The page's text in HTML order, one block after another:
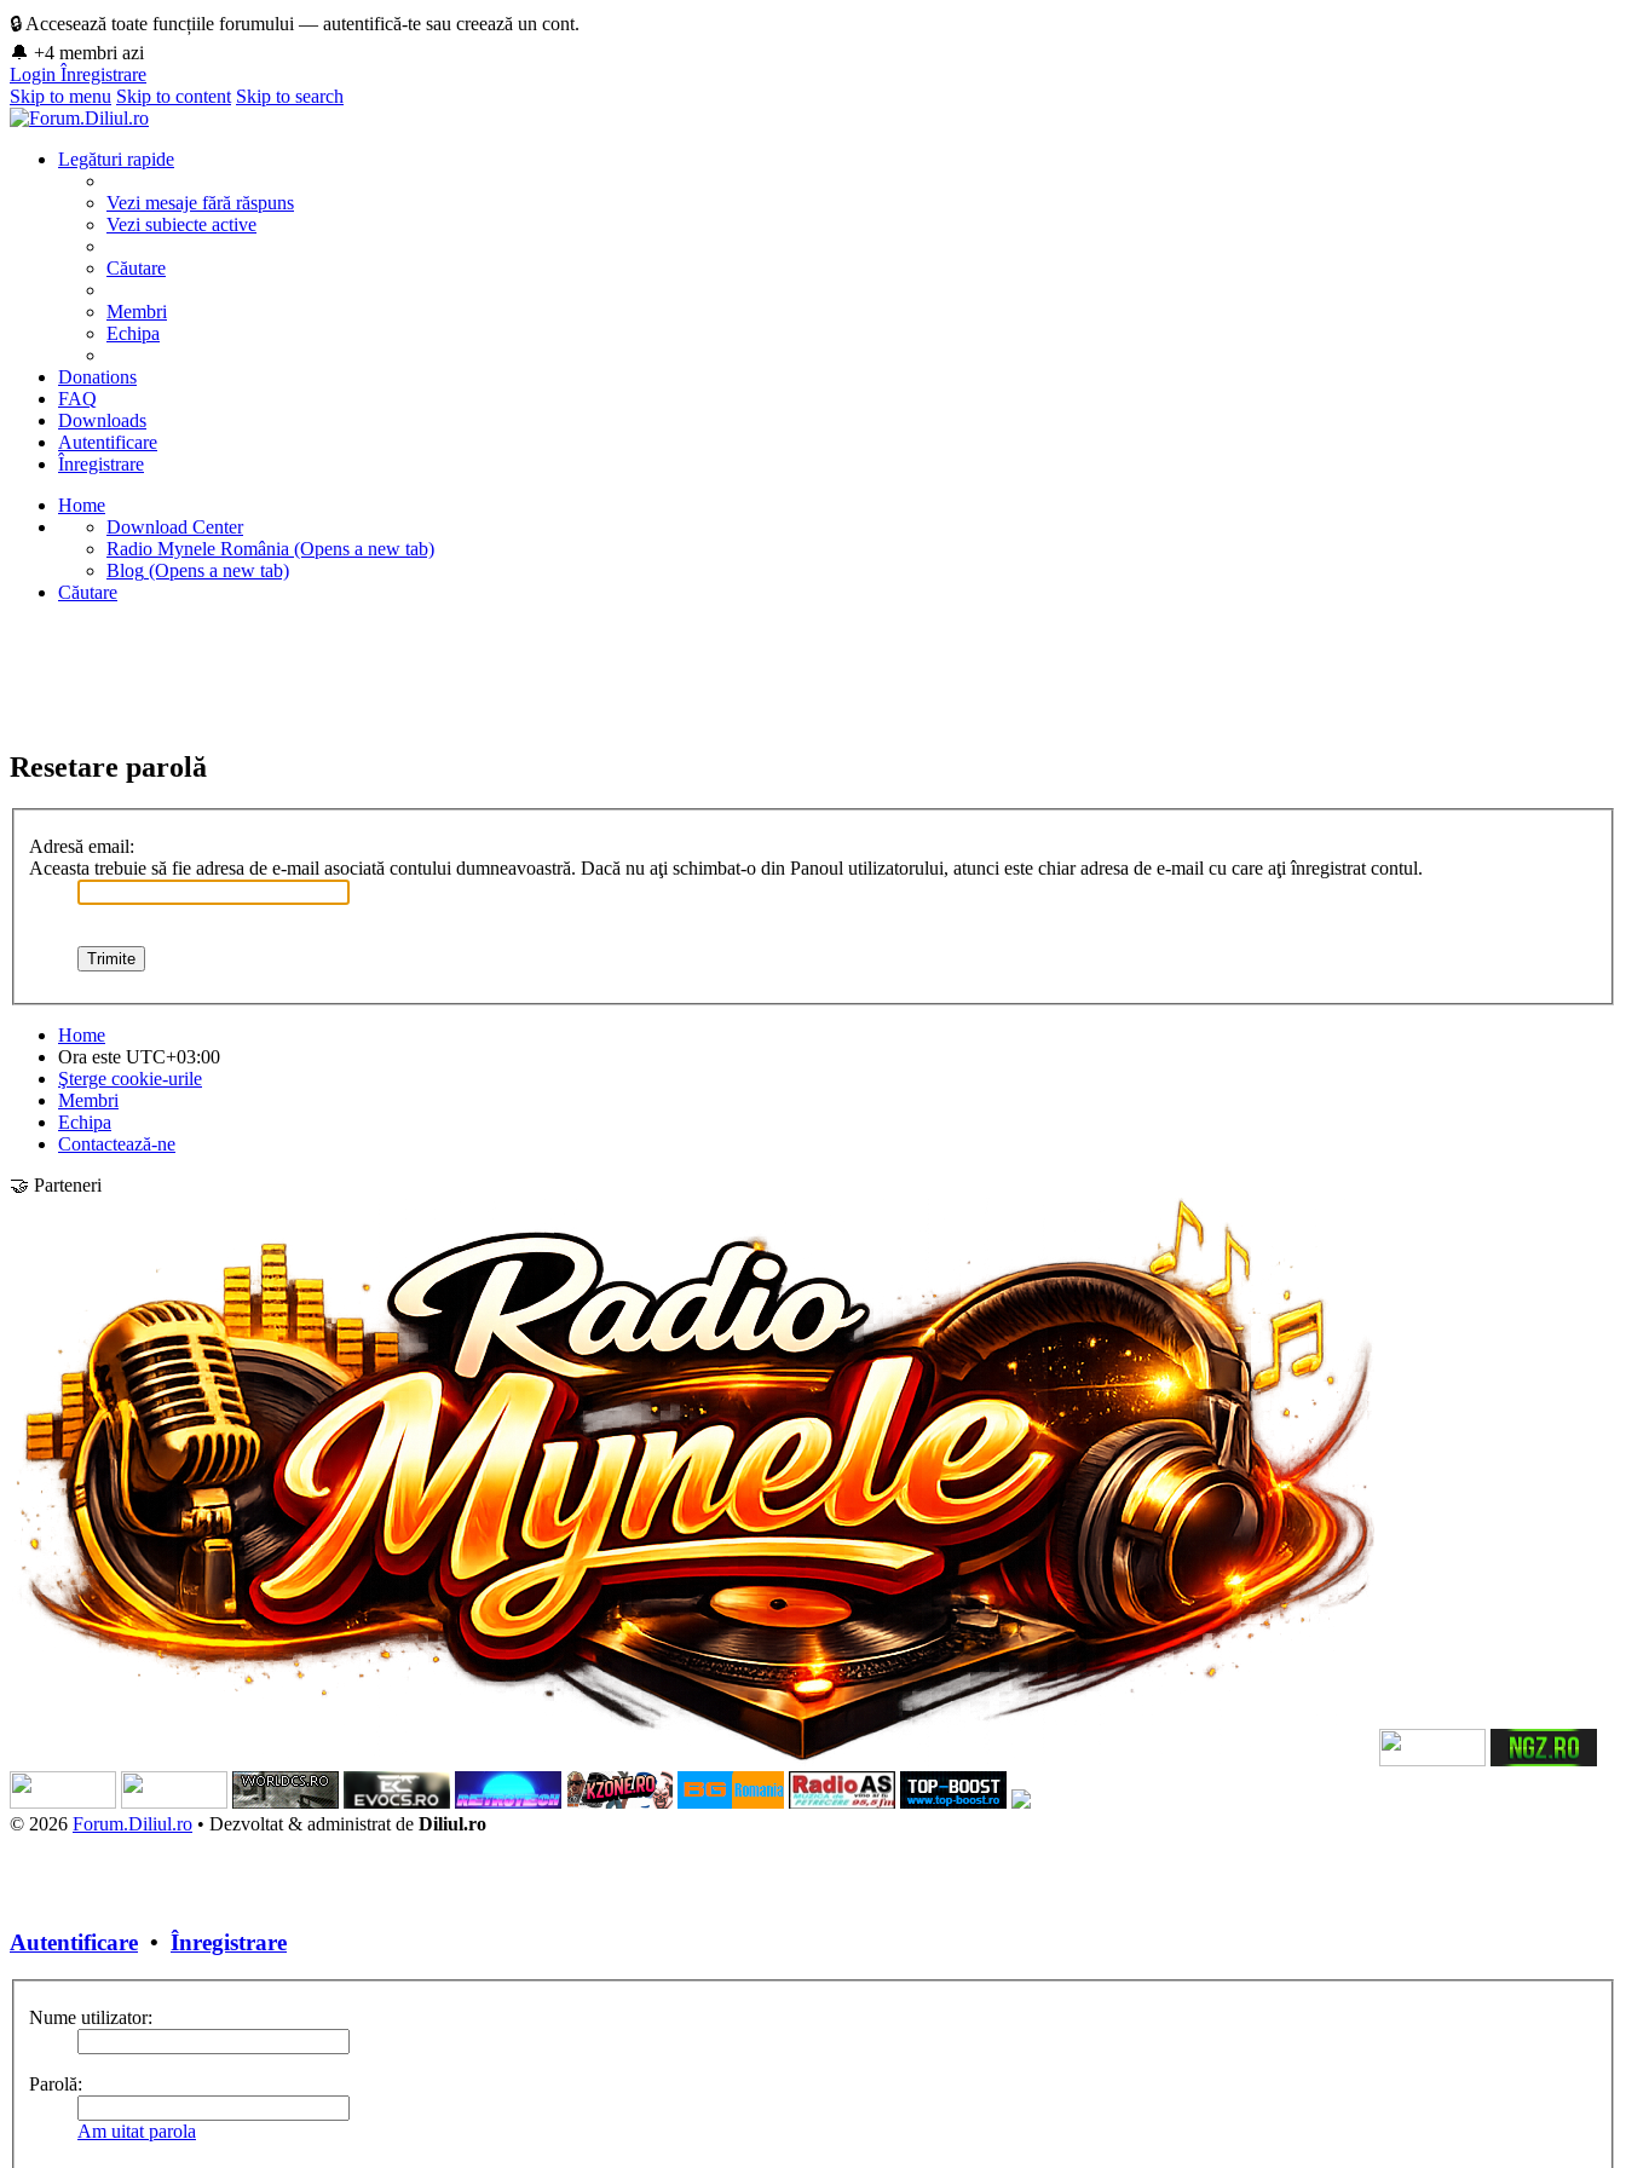
🔒 Accesează toate funcțiile forumului — autentifică-te sau creează un cont.
🔔 +4 membri azi
Login Înregistrare
Skip to menu Skip to content Skip to search
Legături rapide
Vezi mesaje fără răspuns
Vezi subiecte active
Căutare
Membri
Echipa
Donations
FAQ
Downloads
Autentificare
Înregistrare
Home
Download Center
Radio Mynele România (Opens a new tab)
Blog (Opens a new tab)
Căutare
Resetare parolă
Adresă email:
Aceasta trebuie să fie adresa de e-mail asociată contului dumneavoastră. Dacă nu aţi schimbat-o din Panoul utilizatorului, atunci este chiar adresa de e-mail cu care aţi înregistrat contul.
Home
Ora este UTC+03:00
Şterge cookie-urile
Membri
Echipa
Contactează-ne
🤝 Parteneri
© 2026 Forum.Diliul.ro • Dezvoltat & administrat de Diliul.ro
Autentificare • Înregistrare
Nume utilizator:
Parolă:
Am uitat parola